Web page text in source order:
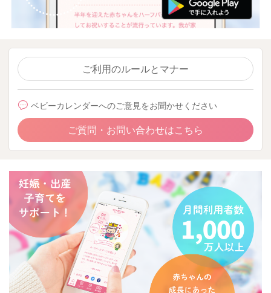
ご利用のルールとマナー
ベビーカレンダーへのご意見をお聞かせください
ご質問・お問い合わせはこちら